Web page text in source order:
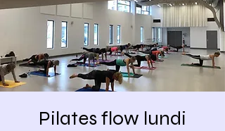
Pilates flow lundi